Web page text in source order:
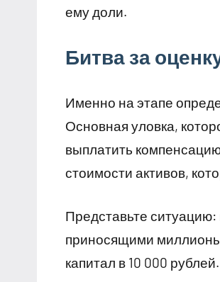
ему доли.
Битва за
Именно на этапе
Основная уловка,
выплатить
стоимости активов,
Представьте
приносящими
капитал в 10 000